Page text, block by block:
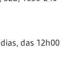
das 12h00